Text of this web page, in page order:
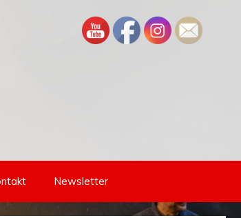
Newsletter